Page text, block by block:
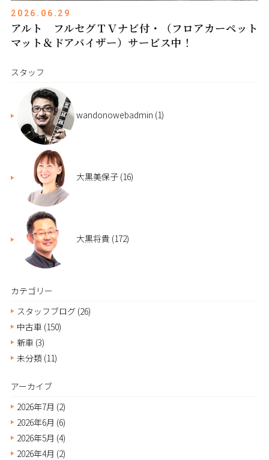
2026.06.29
アルト フルセグＴＶナビ付・（フロアカーペット
マット＆ドアバイザー）サービス中！
スタッフ
wandonowebadmin (1)
大黒美保子 (16)
大黒将貴 (172)
カテゴリー
スタッフブログ (26)
中古車 (150)
新車 (3)
未分類 (11)
アーカイブ
2026年7月 (2)
2026年6月 (6)
2026年5月 (4)
2026年4月 (2)